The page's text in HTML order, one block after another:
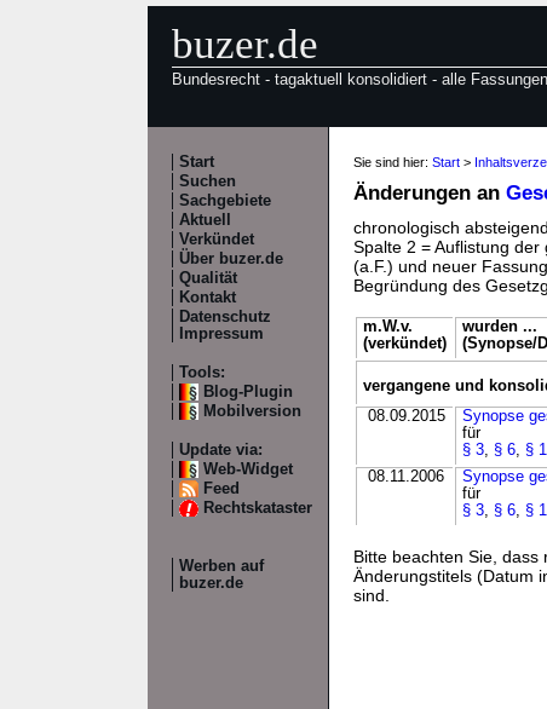
buzer.de
Bundesrecht - tagaktuell konsolidiert - alle
Start
Suchen
Sachgebiete
Aktuell
Verkündet
Über buzer.de
Qualität
Kontakt
Datenschutz
Impressum
Tools:
Blog-Plugin
Mobilversion
Update via:
Web-Widget
Feed
Rechtskataster
Werben auf
buzer.de
Sie sind hier: Start >
Änderungen an
chronologisch
Spalte 2 = Auflistung
(a.F.) und neuer
Begründung des
m.W.v.
(verkündet)
wurden ...
(Synopse/
vergangene und
08.09.2015
Synopse
für
§ 3, § 6, §
08.11.2006 Synopse
für
§ 3, § 6, §
Bitte beachten Sie,
Änderungstitels (Datum
sind.